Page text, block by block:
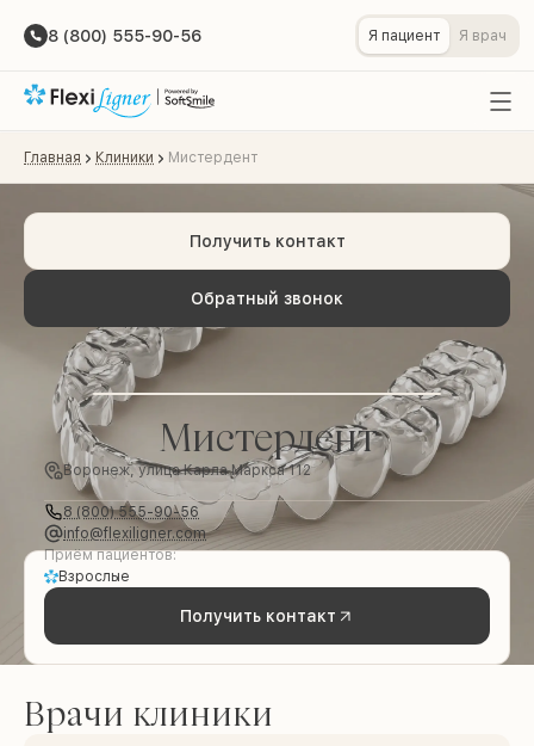
8 (800) 555-90-56 Я пациент Я врач
Главная Клиники Мистердент
Обратный звонок
Получить контакт
Мистердент
Воронеж, улица Карла Маркса 112
8 (800) 555-90-56
info@flexiligner.com
Приём пациентов:
Взрослые
Получить контакт
Врачи клиники